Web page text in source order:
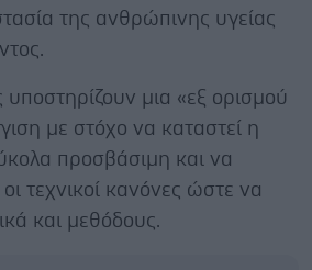
της ανθρώπινης υγείας
μια «εξ ορισμού
με στόχο να καταστεί η
προσβάσιμη και να
τεχνικοί κανόνες ώστε να
και μεθόδους.